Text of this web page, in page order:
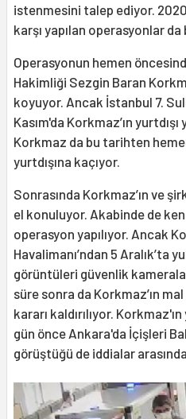
istenmesini talep ediyor.
karşı yapılan operasyonlar
Operasyonun hemen
Hakimliği Sezgin Baran
koyuyor. Ancak İstanbul 7.
Kasım'da Korkmaz’ın yurtdışı
Korkmaz da bu tarihten
yurtdışına kaçıyor.
Sonrasında Korkmaz’ın ve
el konuluyor. Akabinde de
operasyon yapılıyor. Ancak
Havalimanı’ndan 5 Aralık’ta
görüntüleri güvenlik
süre sonra da Korkmaz’ın
kararı kaldırılıyor.
gün önce Ankara'da İçişleri
görüştüğü de iddialar arasında.